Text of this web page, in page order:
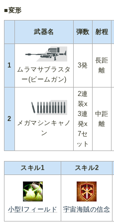
■変形
武器名 弾数 射程
1
ムラマサブラスタ
ー(ビームガン)
3発
長距
離
2
メガマシンキャノ
ン
2連
装x
3連
発x
7セ
ット
中距
離
スキル1 スキル2
小型Iフィールド 宇宙海賊の信念